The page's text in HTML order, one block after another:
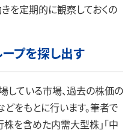
を定期的に観察しておくの
プを探し出す
している市場、過去の株価の
をもとに行います。筆者で
株を含めた内需大型株」「中